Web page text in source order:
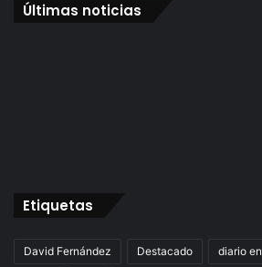
Últimas noticias
Etiquetas
David Fernández Destacado diario